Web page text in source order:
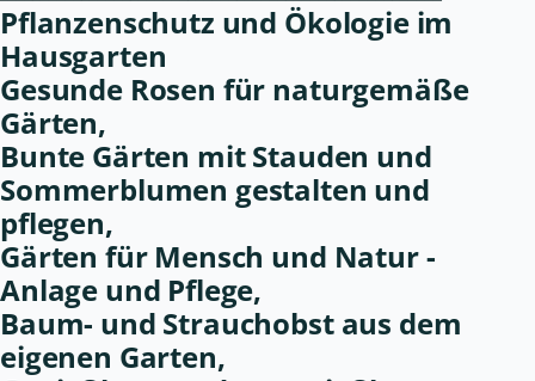
Pflanzenschutz und Ökologie im
Hausgarten
Gesunde Rosen für naturgemäße
Gärten,
Bunte Gärten mit Stauden und
Sommerblumen gestalten und
pflegen,
Gärten für Mensch und Natur -
Anlage und Pflege,
Baum- und Strauchobst aus dem
eigenen Garten,